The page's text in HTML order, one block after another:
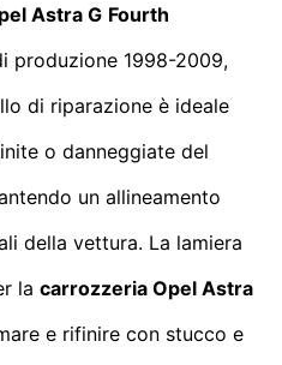
Astra G Fourth
produzione 1998-2009,
di riparazione è ideale
o danneggiate del
un allineamento
della vettura. La lamiera
la carrozzeria Opel Astra
e rifinire con stucco e